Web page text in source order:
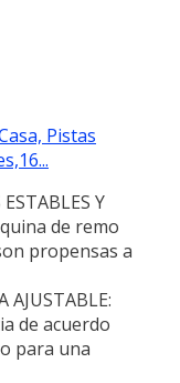
Pistas
Y
de remo
propensas a
AJUSTABLE:
de acuerdo
para una